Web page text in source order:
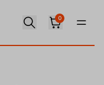
0